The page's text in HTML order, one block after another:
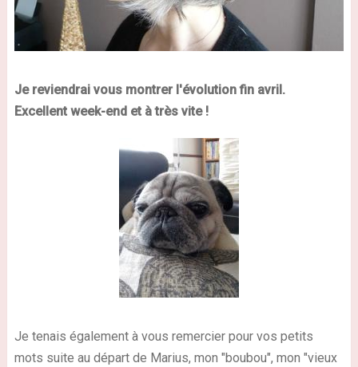
Je reviendrai vous montrer l'évolution fin avril.
Excellent week-end et à très vite !
Je tenais également à vous remercier pour vos petits
mots suite au départ de Marius, mon "boubou", mon "vieux